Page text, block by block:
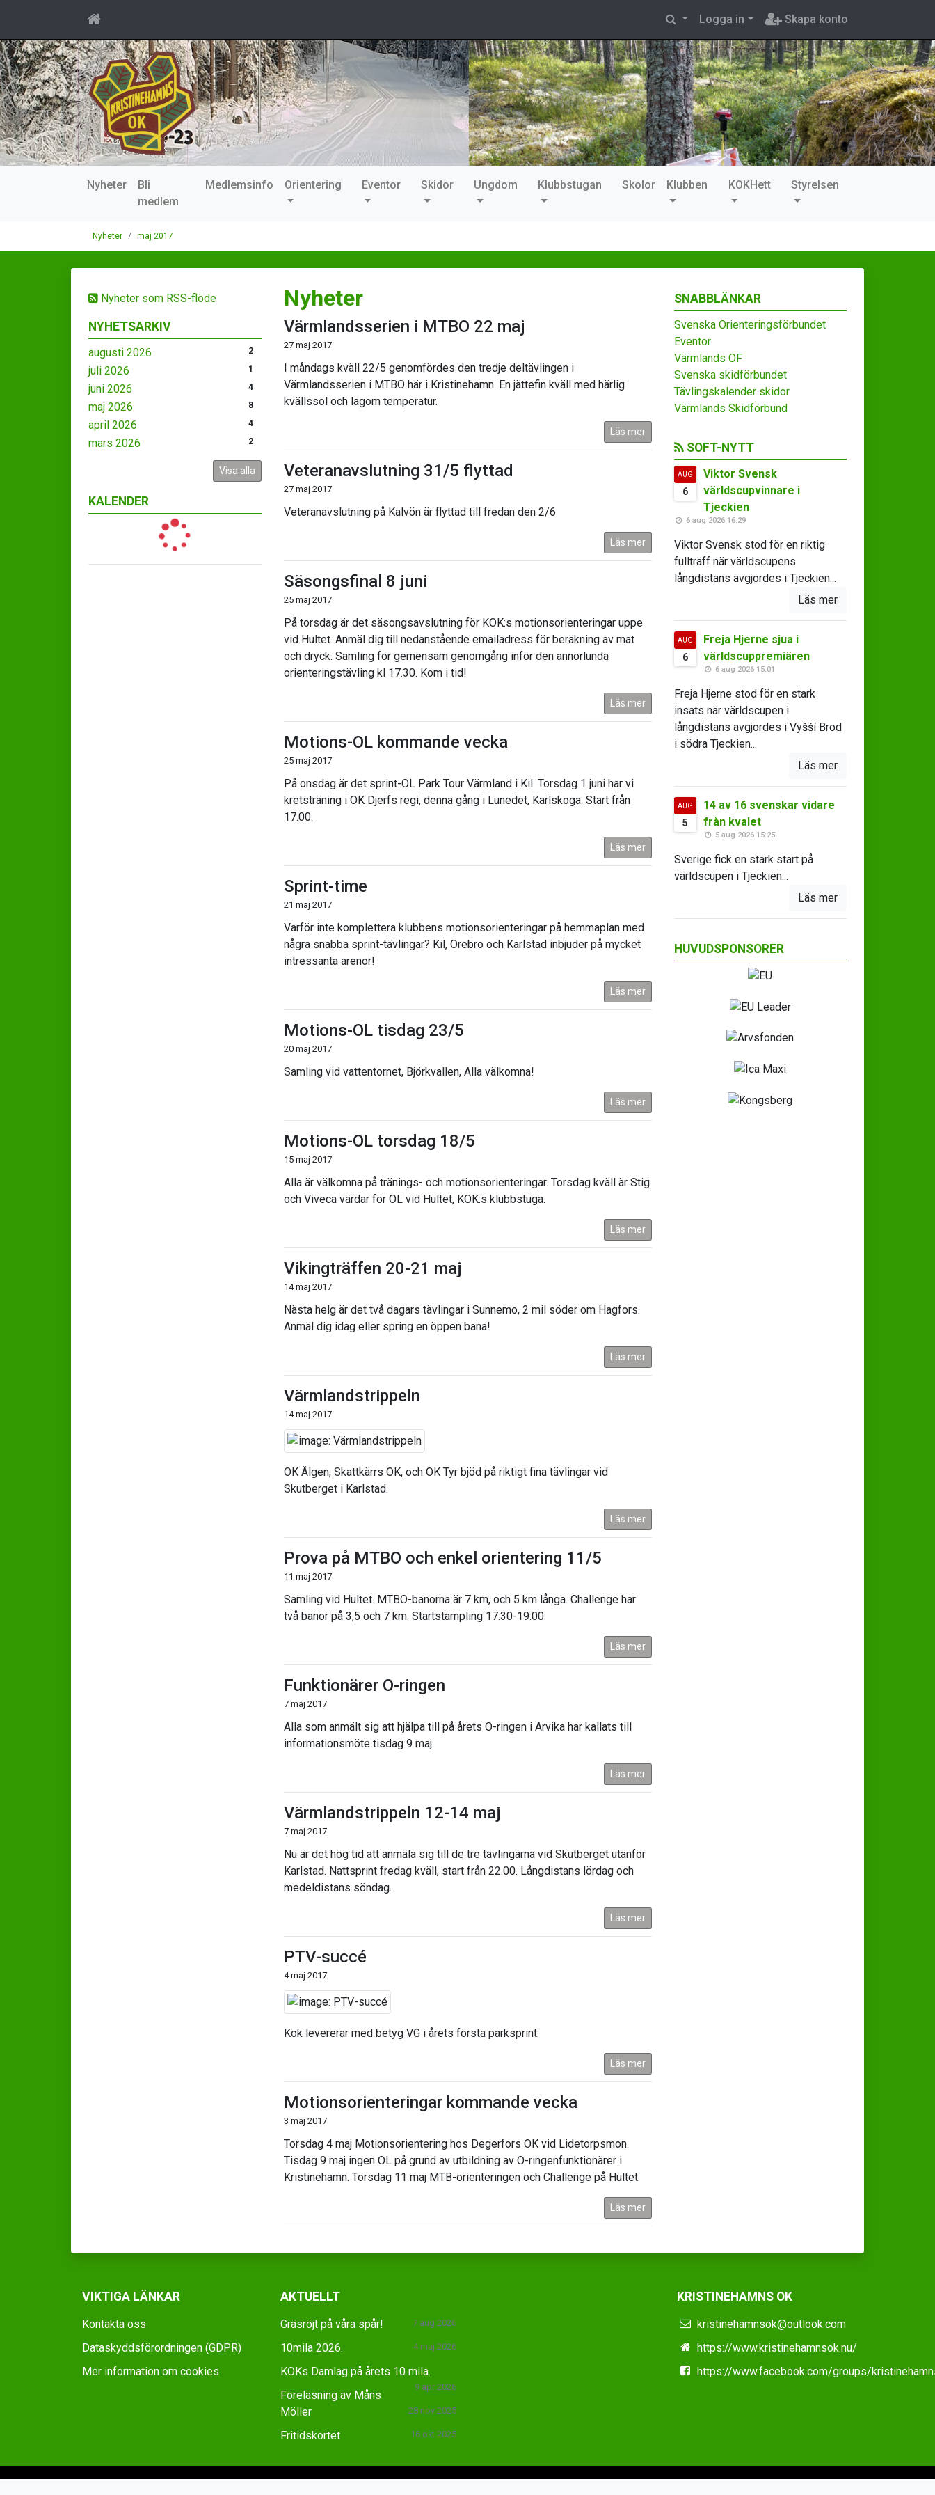
Logga in Skapa konto
Nyheter
Bli
medlem
Medlemsinfo Orientering Eventor Skidor Ungdom Klubbstugan Skolor Klubben KOKHett Styrelsen
Nyheter maj 2017
Nyheter som RSS-flöde
NYHETSARKIV
augusti 2026 2
juli 2026 1
juni 2026 4
maj 2026 8
april 2026 4
mars 2026 2
Visa alla
KALENDER
Nyheter
Värmlandsserien i MTBO 22 maj
27 maj 2017
I måndags kväll 22/5 genomfördes den tredje deltävlingen i
Värmlandsserien i MTBO här i Kristinehamn. En jättefin kväll med härlig
kvällssol och lagom temperatur.
Läs mer
Veteranavslutning 31/5 flyttad
27 maj 2017
Veteranavslutning på Kalvön är flyttad till fredan den 2/6
Läs mer
Säsongsfinal 8 juni
25 maj 2017
På torsdag är det säsongsavslutning för KOK:s motionsorienteringar uppe
vid Hultet. Anmäl dig till nedanstående emailadress för beräkning av mat
och dryck. Samling för gemensam genomgång inför den annorlunda
orienteringstävling kl 17.30. Kom i tid!
Läs mer
Motions-OL kommande vecka
25 maj 2017
På onsdag är det sprint-OL Park Tour Värmland i Kil. Torsdag 1 juni har vi
kretsträning i OK Djerfs regi, denna gång i Lunedet, Karlskoga. Start från
17.00.
Läs mer
Sprint-time
21 maj 2017
Varför inte komplettera klubbens motionsorienteringar på hemmaplan med
några snabba sprint-tävlingar? Kil, Örebro och Karlstad inbjuder på mycket
intressanta arenor!
Läs mer
Motions-OL tisdag 23/5
20 maj 2017
Samling vid vattentornet, Björkvallen, Alla välkomna!
Läs mer
Motions-OL torsdag 18/5
15 maj 2017
Alla är välkomna på tränings- och motionsorienteringar. Torsdag kväll är Stig
och Viveca värdar för OL vid Hultet, KOK:s klubbstuga.
Läs mer
Vikingträffen 20-21 maj
14 maj 2017
Nästa helg är det två dagars tävlingar i Sunnemo, 2 mil söder om Hagfors.
Anmäl dig idag eller spring en öppen bana!
Läs mer
Värmlandstrippeln
14 maj 2017
OK Älgen, Skattkärrs OK, och OK Tyr bjöd på riktigt fina tävlingar vid
Skutberget i Karlstad.
Läs mer
Prova på MTBO och enkel orientering 11/5
11 maj 2017
Samling vid Hultet. MTBO-banorna är 7 km, och 5 km långa. Challenge har
två banor på 3,5 och 7 km. Startstämpling 17:30-19:00.
Läs mer
Funktionärer O-ringen
7 maj 2017
Alla som anmält sig att hjälpa till på årets O-ringen i Arvika har kallats till
informationsmöte tisdag 9 maj.
Läs mer
Värmlandstrippeln 12-14 maj
7 maj 2017
Nu är det hög tid att anmäla sig till de tre tävlingarna vid Skutberget utanför
Karlstad. Nattsprint fredag kväll, start från 22.00. Långdistans lördag och
medeldistans söndag.
Läs mer
PTV-succé
4 maj 2017
Kok levererar med betyg VG i årets första parksprint.
Läs mer
Motionsorienteringar kommande vecka
3 maj 2017
Torsdag 4 maj Motionsorientering hos Degerfors OK vid Lidetorpsmon.
Tisdag 9 maj ingen OL på grund av utbildning av O-ringenfunktionärer i
Kristinehamn. Torsdag 11 maj MTB-orienteringen och Challenge på Hultet.
Läs mer
SNABBLÄNKAR
Svenska Orienteringsförbundet
Eventor
Värmlands OF
Svenska skidförbundet
Tävlingskalender skidor
Värmlands Skidförbund
SOFT-NYTT
AUG
6
Viktor Svensk
världscupvinnare i
Tjeckien
6 aug 2026 16:29
Viktor Svensk stod för en riktig
fullträff när världscupens
långdistans avgjordes i Tjeckien...
Läs mer
AUG
6
Freja Hjerne sjua i
världscuppremiären
6 aug 2026 15:01
Freja Hjerne stod för en stark
insats när världscupen i
långdistans avgjordes i Vyšší Brod
i södra Tjeckien...
Läs mer
AUG
5
14 av 16 svenskar vidare
från kvalet
5 aug 2026 15:25
Sverige fick en stark start på
världscupen i Tjeckien...
Läs mer
HUVUDSPONSORER
VIKTIGA LÄNKAR
Kontakta oss
Dataskyddsförordningen (GDPR)
Mer information om cookies
AKTUELLT
Gräsröjt på våra spår! 7 aug 2026
10mila 2026. 4 maj 2026
KOKs Damlag på årets 10 mila.
9 apr 2026
Föreläsning av Måns
Möller
28 nov 2025
Fritidskortet 16 okt 2025
KRISTINEHAMNS OK
kristinehamnsok@outlook.com
https://www.kristinehamnsok.nu/
https://www.facebook.com/groups/